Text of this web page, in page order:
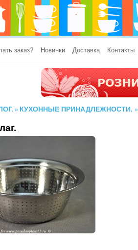
заказ? Новинки Доставка Контакты
» КУХОННЫЕ ПРИНАДЛЕЖНОСТИ. »